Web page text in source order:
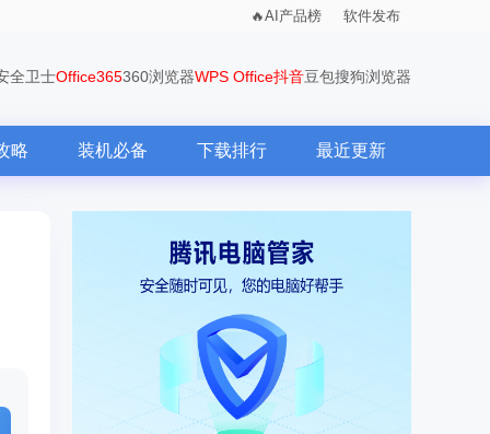
AI产品榜 软件发布
全卫士Office365360浏览器WPS Office抖音豆包搜狗浏览器
略 装机必备 下载排行 最近更新